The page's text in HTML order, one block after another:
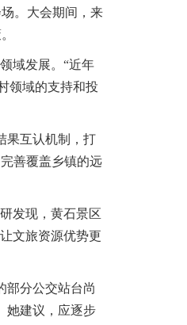
。大会期间，来
域发展。“近年
领域的支持和投
果互认机制，打
善覆盖乡镇的远
发现，黄石景区
文旅资源优势更
部分公交站台尚
她建议，应逐步